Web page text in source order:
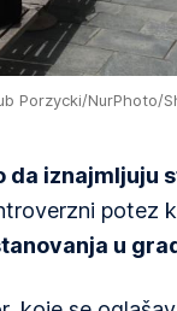
Porzycki/NurPhoto/
da iznajmljuju
potez
u